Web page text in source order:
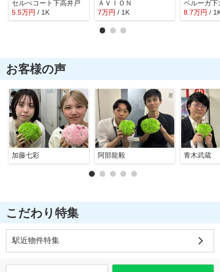
セルべコート下高井戸
5.5万円 / 1K
ＡＶＩＯＮ
7万円 / 1K
ベルーガ下
8.7万円 /
お客様の声
加藤七彩 阿部龍毅 青木武蔵
こだわり特集
駅近物件特集